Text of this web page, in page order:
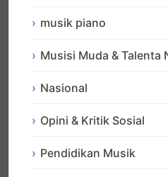
musik piano
Musisi Muda & Talenta
Nasional
Opini & Kritik Sosial
Pendidikan Musik